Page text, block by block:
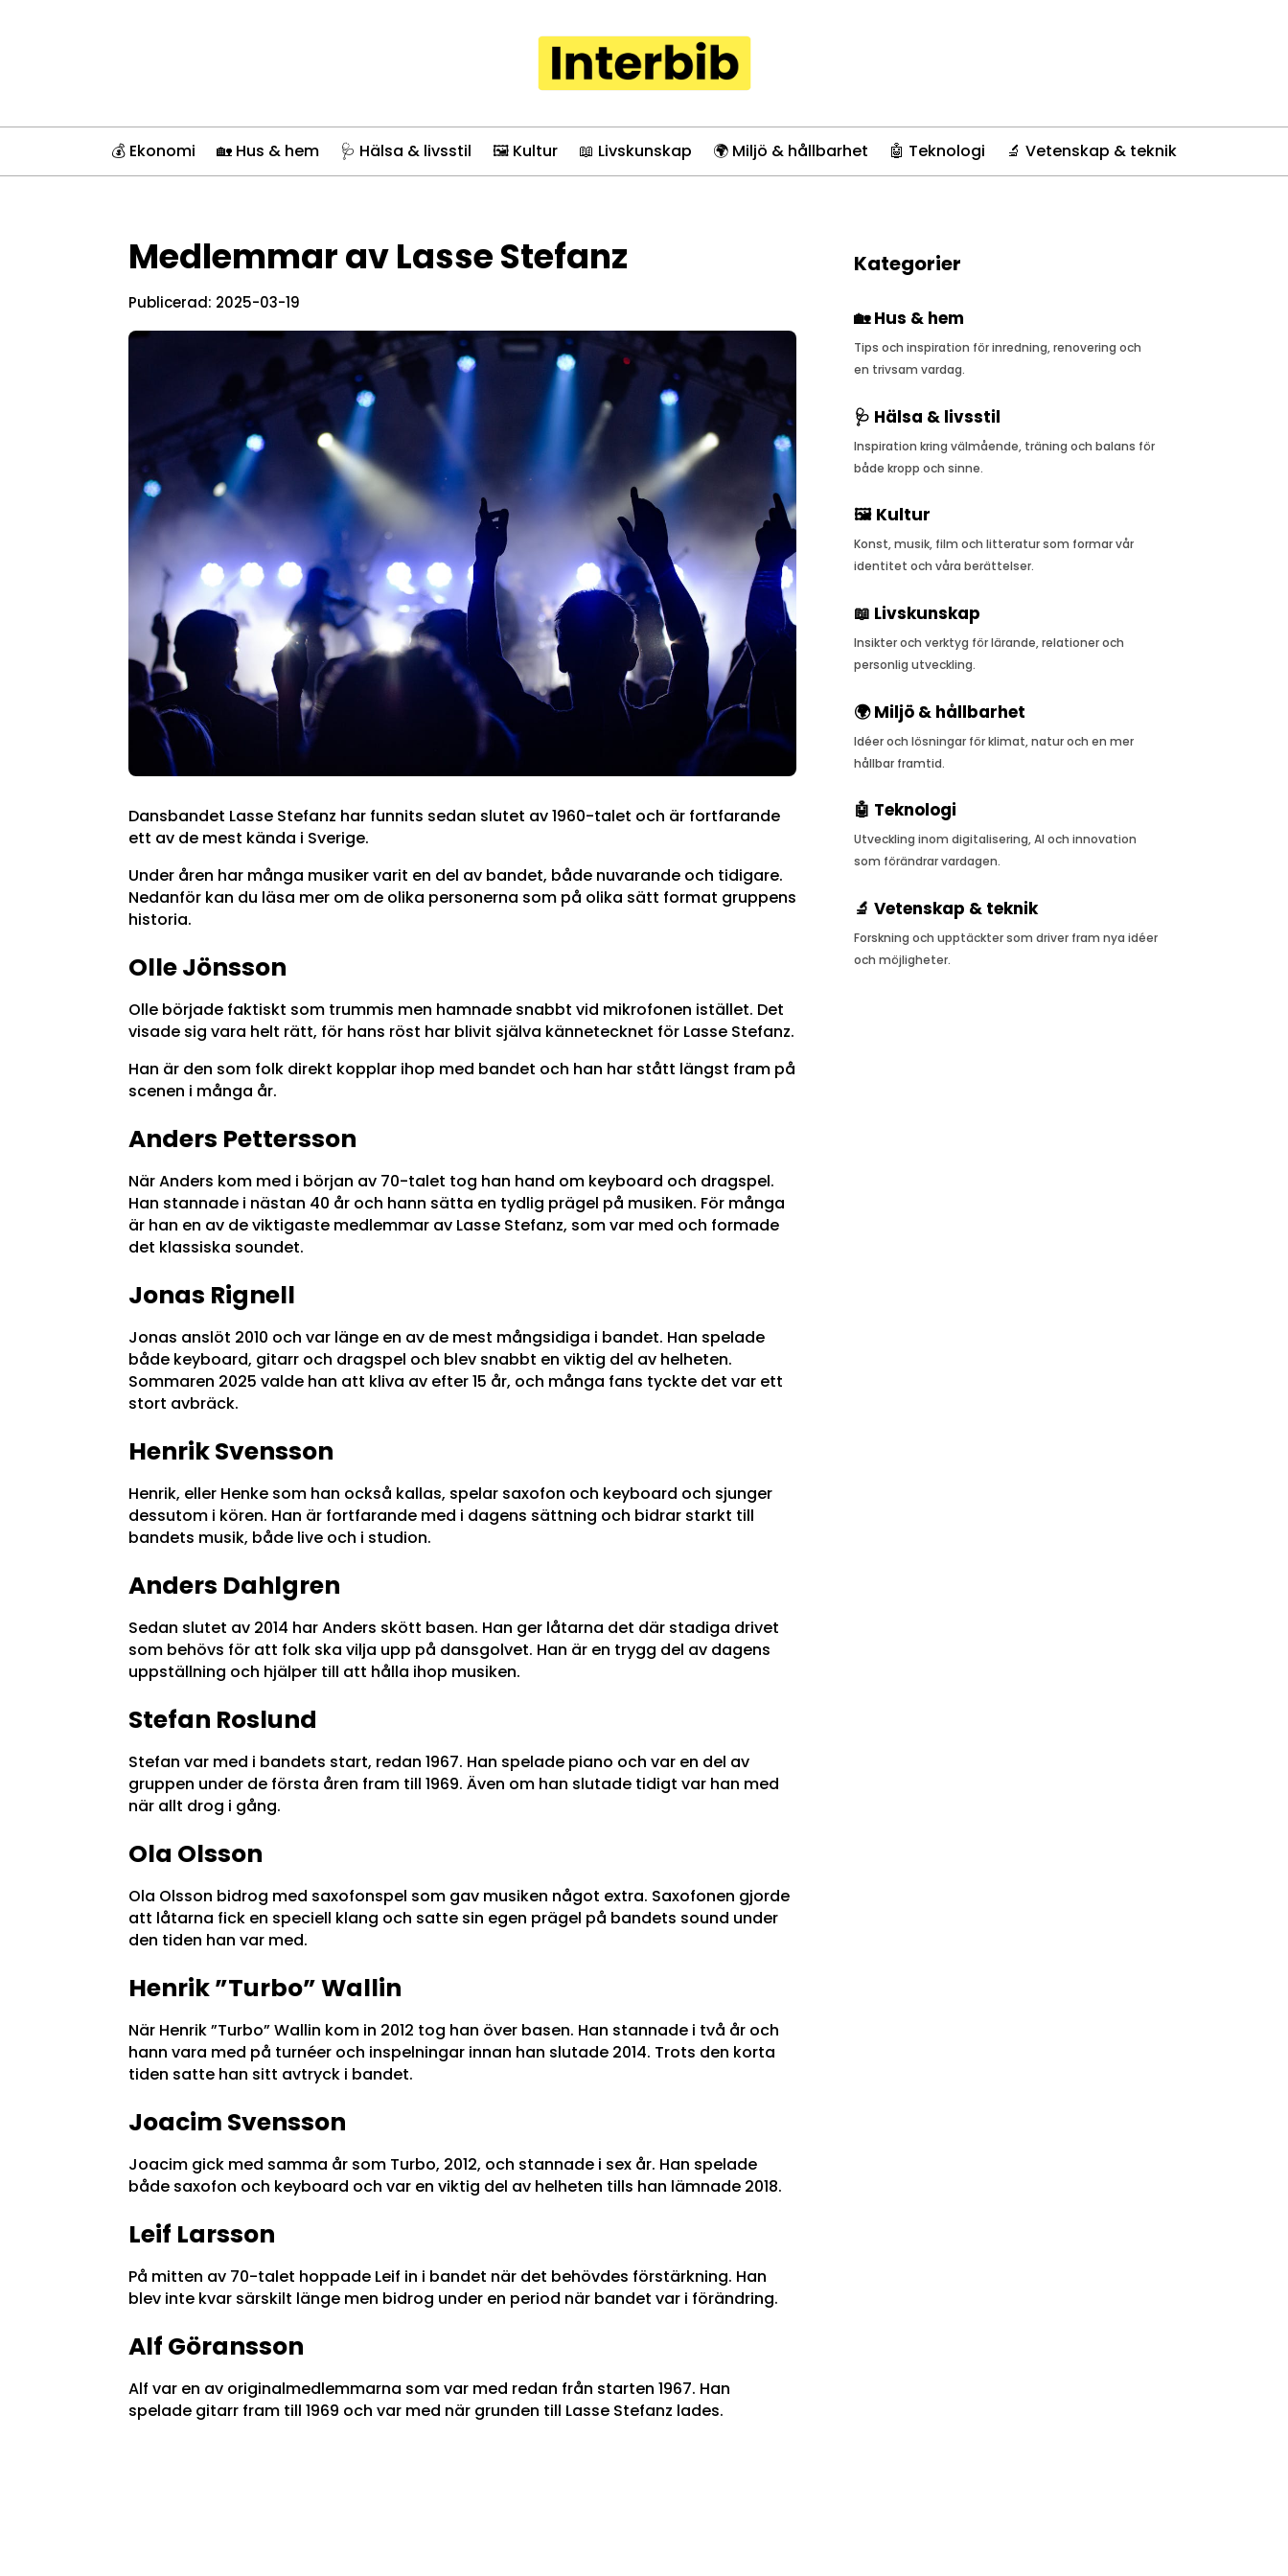
💰 Ekonomi 🏡 Hus & hem 🩺 Hälsa & livsstil 🖼️ Kultur 📖 Livskunskap 🌍 Miljö & hållbarhet 🤖 Teknologi 🔬 Vetenskap & teknik
Medlemmar av Lasse Stefanz
Publicerad: 2025-03-19
Dansbandet Lasse Stefanz har funnits sedan slutet av 1960-talet och är fortfarande
ett av de mest kända i Sverige.
Under åren har många musiker varit en del av bandet, både nuvarande och tidigare.
Nedanför kan du läsa mer om de olika personerna som på olika sätt format gruppens
historia.
Olle Jönsson
Olle började faktiskt som trummis men hamnade snabbt vid mikrofonen istället. Det
visade sig vara helt rätt, för hans röst har blivit själva kännetecknet för Lasse Stefanz.
Han är den som folk direkt kopplar ihop med bandet och han har stått längst fram på
scenen i många år.
Anders Pettersson
När Anders kom med i början av 70-talet tog han hand om keyboard och dragspel.
Han stannade i nästan 40 år och hann sätta en tydlig prägel på musiken. För många
är han en av de viktigaste medlemmar av Lasse Stefanz, som var med och formade
det klassiska soundet.
Jonas Rignell
Jonas anslöt 2010 och var länge en av de mest mångsidiga i bandet. Han spelade
både keyboard, gitarr och dragspel och blev snabbt en viktig del av helheten.
Sommaren 2025 valde han att kliva av efter 15 år, och många fans tyckte det var ett
stort avbräck.
Henrik Svensson
Henrik, eller Henke som han också kallas, spelar saxofon och keyboard och sjunger
dessutom i kören. Han är fortfarande med i dagens sättning och bidrar starkt till
bandets musik, både live och i studion.
Anders Dahlgren
Sedan slutet av 2014 har Anders skött basen. Han ger låtarna det där stadiga drivet
som behövs för att folk ska vilja upp på dansgolvet. Han är en trygg del av dagens
uppställning och hjälper till att hålla ihop musiken.
Stefan Roslund
Stefan var med i bandets start, redan 1967. Han spelade piano och var en del av
gruppen under de första åren fram till 1969. Även om han slutade tidigt var han med
när allt drog i gång.
Ola Olsson
Ola Olsson bidrog med saxofonspel som gav musiken något extra. Saxofonen gjorde
att låtarna fick en speciell klang och satte sin egen prägel på bandets sound under
den tiden han var med.
Henrik ”Turbo” Wallin
När Henrik ”Turbo” Wallin kom in 2012 tog han över basen. Han stannade i två år och
hann vara med på turnéer och inspelningar innan han slutade 2014. Trots den korta
tiden satte han sitt avtryck i bandet.
Joacim Svensson
Joacim gick med samma år som Turbo, 2012, och stannade i sex år. Han spelade
både saxofon och keyboard och var en viktig del av helheten tills han lämnade 2018.
Leif Larsson
På mitten av 70-talet hoppade Leif in i bandet när det behövdes förstärkning. Han
blev inte kvar särskilt länge men bidrog under en period när bandet var i förändring.
Alf Göransson
Alf var en av originalmedlemmarna som var med redan från starten 1967. Han
spelade gitarr fram till 1969 och var med när grunden till Lasse Stefanz lades.
Kategorier
🏡 Hus & hem
Tips och inspiration för inredning, renovering och
en trivsam vardag.
🩺 Hälsa & livsstil
Inspiration kring välmående, träning och balans för
både kropp och sinne.
🖼️ Kultur
Konst, musik, film och litteratur som formar vår
identitet och våra berättelser.
📖 Livskunskap
Insikter och verktyg för lärande, relationer och
personlig utveckling.
🌍 Miljö & hållbarhet
Idéer och lösningar för klimat, natur och en mer
hållbar framtid.
🤖 Teknologi
Utveckling inom digitalisering, AI och innovation
som förändrar vardagen.
🔬 Vetenskap & teknik
Forskning och upptäckter som driver fram nya idéer
och möjligheter.